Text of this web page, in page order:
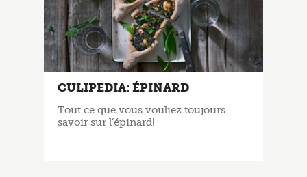
CULIPEDIA: ÉPINARD
Tout ce que vous vouliez toujours
savoir sur l’épinard!